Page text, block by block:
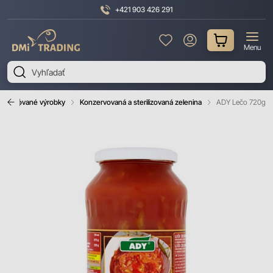
+421 903 426 291
Trading
Menu
výrobky Konzervovaná a sterilizovaná zelenina ADY Lečo 720g